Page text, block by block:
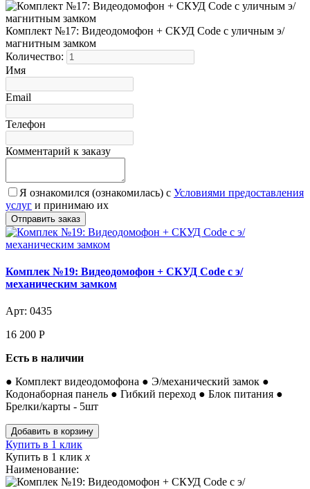
Комплект №17: Видеодомофон + СКУД Code с уличным э/
магнитным замком
Количество:
Имя
Email
Телефон
Комментарий к заказу
Я ознакомился (ознакомилась) с Условиями предоставления
услуг и принимаю их
Комплек №19: Видеодомофон + СКУД Code с э/
механическим замком
Арт: 0435
16 200 Р
Есть в наличии
● Комплект видеодомофона ● Э/механический замок ●
Кодонаборная панель ● Гибкий переход ● Блок питания ●
Брелки/карты - 5шт
Купить в 1 клик
Купить в 1 клик x
Наименование: